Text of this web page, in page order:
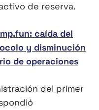
de reserva.
caída del
y disminución
de operaciones
del primer